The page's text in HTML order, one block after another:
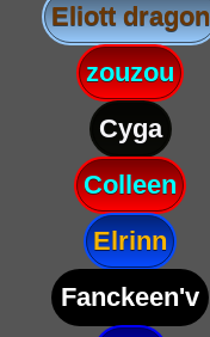
Eliott dragon
zouzou
Cyga
Colleen
Elrinn
Fanckeen'v